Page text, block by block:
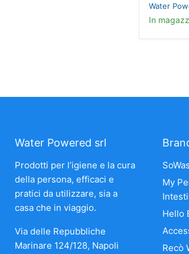
Water
In
Water Powered srl
Prodotti per l’igiene e la cura
della persona, efficaci e
pratici da utilizzare, sia a
casa che in viaggio.
Via delle Repubbliche
Marinare 124/128, Napoli
My
Hello
Recò